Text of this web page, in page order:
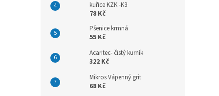
kuřice KZK -K3
78 Kč
Pšenice krmná
55 Kč
Acaritec- čistý kurník
322 Kč
Mikros Vápenný grit
68 Kč